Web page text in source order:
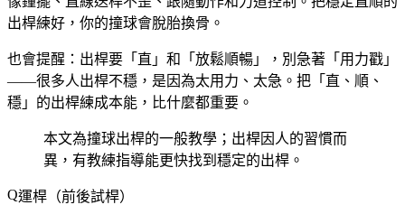
出桿練好，你的撞球會脫胎換骨。
也會提醒：出桿要「直」和「放鬆順暢」，別急著「用力戳」
——很多人出桿不穩，是因為太用力、太急。把「直、順、
穩」的出桿練成本能，比什麼都重要。
本文為撞球出桿的一般教學；出桿因人的習慣而
異，有教練指導能更快找到穩定的出桿。
運桿（前後試桿）